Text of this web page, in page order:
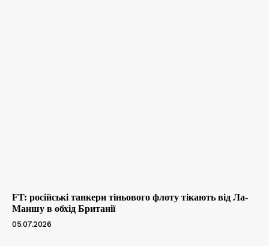
FT: російські танкери тіньового флоту тікають від Ла-
Маншу в обхід Британії
05.07.2026